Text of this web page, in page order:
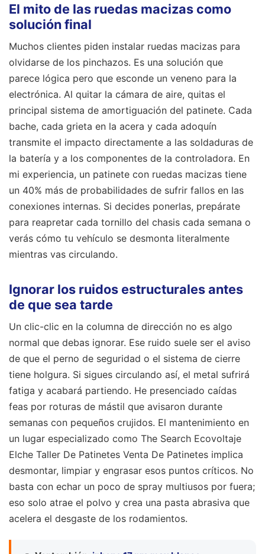
El mito de las ruedas macizas como
solución final
Muchos clientes piden instalar ruedas macizas para
olvidarse de los pinchazos. Es una solución que
parece lógica pero que esconde un veneno para la
electrónica. Al quitar la cámara de aire, quitas el
principal sistema de amortiguación del patinete. Cada
bache, cada grieta en la acera y cada adoquín
transmite el impacto directamente a las soldaduras de
la batería y a los componentes de la controladora. En
mi experiencia, un patinete con ruedas macizas tiene
un 40% más de probabilidades de sufrir fallos en las
conexiones internas. Si decides ponerlas, prepárate
para reapretar cada tornillo del chasis cada semana o
verás cómo tu vehículo se desmonta literalmente
mientras vas circulando.
Ignorar los ruidos estructurales antes
de que sea tarde
Un clic-clic en la columna de dirección no es algo
normal que debas ignorar. Ese ruido suele ser el aviso
de que el perno de seguridad o el sistema de cierre
tiene holgura. Si sigues circulando así, el metal sufrirá
fatiga y acabará partiendo. He presenciado caídas
feas por roturas de mástil que avisaron durante
semanas con pequeños crujidos. El mantenimiento en
un lugar especializado como The Search Ecovoltaje
Elche Taller De Patinetes Venta De Patinetes implica
desmontar, limpiar y engrasar esos puntos críticos. No
basta con echar un poco de spray multiusos por fuera;
eso solo atrae el polvo y crea una pasta abrasiva que
acelera el desgaste de los rodamientos.